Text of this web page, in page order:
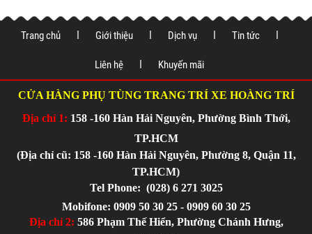
Trang chủ Giới thiệu Dịch vụ Tin tức
Liên hệ Khuyến mãi
CỬA HÀNG PHỤ TÙNG TRANG TRÍ XE HOÀNG TRÍ
Địa chỉ 1: 158 -160 Hàn Hải Nguyên, Phường Bình Thới,
TP.HCM
(Địa chỉ cũ: 158 -160 Hàn Hải Nguyên, Phường 8, Quận 11,
TP.HCM)
Tel Phone: (028) 6 271 3025
Mobifone: 0909 50 30 25 - 0909 60 30 25
Địa chỉ 2: 586 Phạm Thế Hiển, Phường Chánh Hưng,